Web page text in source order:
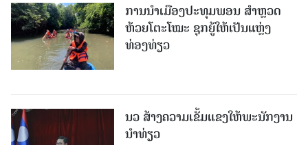
ການນຳເມືອງປະທຸມພອນ ສຳຫຼວດ
ຫ້ວຍໂຕະໂໝະ ຊຸກຍູ້ໃຫ້ເປັນແຫຼ່ງ
ທ່ອງທ່ຽວ
ນວ ສ້າງຄວາມເຂັ້ມແຂງໃຫ້ພະນັກງານ
ນຳທ່ຽວ